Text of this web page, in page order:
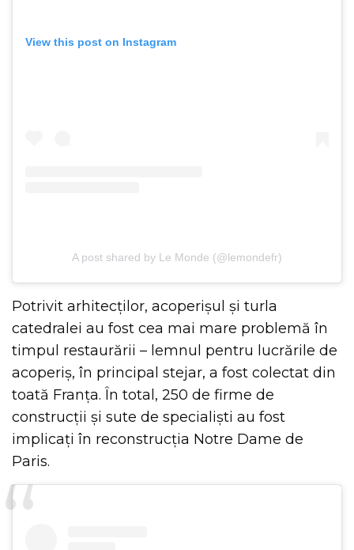
View this post on Instagram
A post shared by Le Monde (@lemondefr)
Potrivit arhitecților, acoperișul și turla
catedralei au fost cea mai mare problemă în
timpul restaurării – lemnul pentru lucrările de
acoperiș, în principal stejar, a fost colectat din
toată Franța. În total, 250 de firme de
construcții și sute de specialiști au fost
implicați în reconstrucția Notre Dame de
Paris.